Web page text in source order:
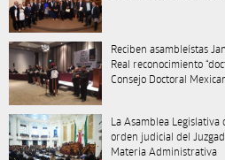
Reciben asambleístas
Real reconocimiento
Consejo Doctoral
La Asamblea
orden judicial del
Materia Administrativa